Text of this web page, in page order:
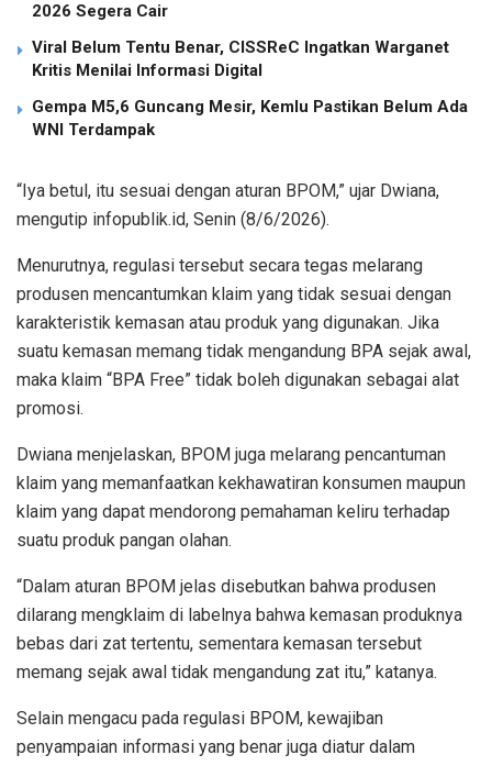
2026 Segera Cair
Viral Belum Tentu Benar, CISSReC Ingatkan Warganet
Kritis Menilai Informasi Digital
Gempa M5,6 Guncang Mesir, Kemlu Pastikan Belum Ada
WNI Terdampak
“Iya betul, itu sesuai dengan aturan BPOM,” ujar Dwiana,
mengutip infopublik.id, Senin (8/6/2026).
Menurutnya, regulasi tersebut secara tegas melarang
produsen mencantumkan klaim yang tidak sesuai dengan
karakteristik kemasan atau produk yang digunakan. Jika
suatu kemasan memang tidak mengandung BPA sejak awal,
maka klaim “BPA Free” tidak boleh digunakan sebagai alat
promosi.
Dwiana menjelaskan, BPOM juga melarang pencantuman
klaim yang memanfaatkan kekhawatiran konsumen maupun
klaim yang dapat mendorong pemahaman keliru terhadap
suatu produk pangan olahan.
“Dalam aturan BPOM jelas disebutkan bahwa produsen
dilarang mengklaim di labelnya bahwa kemasan produknya
bebas dari zat tertentu, sementara kemasan tersebut
memang sejak awal tidak mengandung zat itu,” katanya.
Selain mengacu pada regulasi BPOM, kewajiban
penyampaian informasi yang benar juga diatur dalam